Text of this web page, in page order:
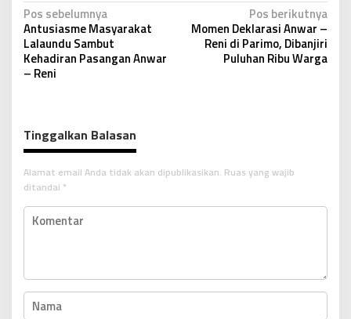
N
a
v
i
a
s
i
p
o
Pos sebelumnya
Antusiasme Masyarakat
Lalaundu Sambut
Kehadiran Pasangan Anwar
– Reni
Pos berikutnya
Momen Deklarasi Anwar –
Reni di Parimo, Dibanjiri
Puluhan Ribu Warga
Tinggalkan Balasan
Alamat email Anda tidak akan dipublikasikan. Ruas yang wajib
ditandai *